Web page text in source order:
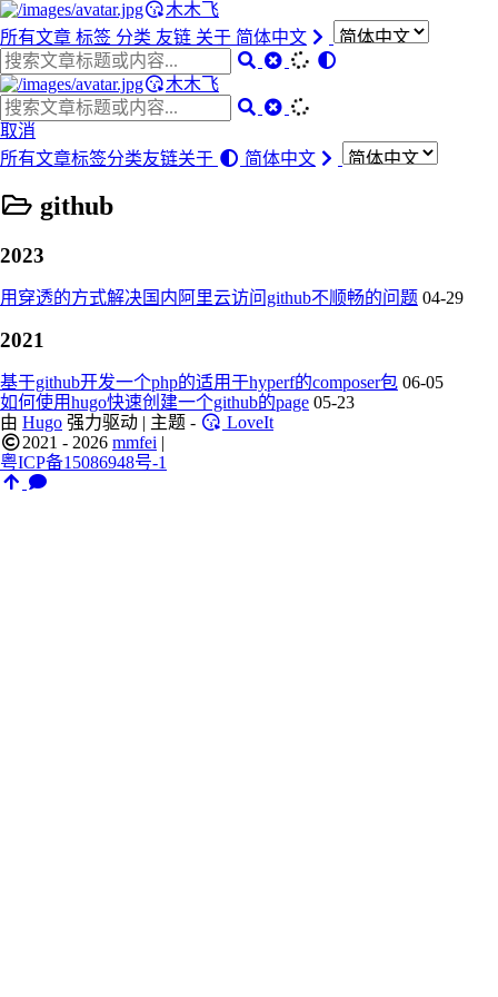
木木飞
所有文章 标签 分类 友链 关于 简体中文
木木飞
取消
所有文章标签分类友链关于 简体中文
github
2023
用穿透的方式解决国内阿里云访问github不顺畅的问题 04-29
2021
基于github开发一个php的适用于hyperf的composer包 06-05
如何使用hugo快速创建一个github的page 05-23
由 Hugo 强力驱动 | 主题 -
LoveIt
2021 - 2026 mmfei |
粤ICP备15086948号-1